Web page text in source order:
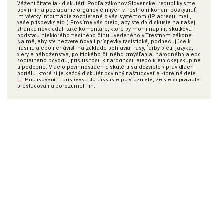
Vážení čitatelia - diskutéri. Podľa zákonov Slovenskej republiky sme
povinní na požiadanie orgánov činných v trestnom konaní poskytnúť
im všetky informácie zozbierané o vás systémom (IP adresu, mail,
vaše príspevky atď.) Prosíme vás preto, aby ste do diskusie na našej
stránke nevkladali také komentáre, ktoré by mohli naplniť skutkovú
podstatu niektorého trestného činu uvedeného v Trestnom zákone.
Najmä, aby ste nezverejňovali príspevky rasistické, podnecujúce k
násiliu alebo nenávisti na základe pohlavia, rasy, farby pleti, jazyka,
viery a náboženstva, politického či iného zmýšľania, národného alebo
sociálneho pôvodu, príslušnosti k národnosti alebo k etnickej skupine
a podobne. Viac o povinnostiach diskutéra sa dozviete v pravidlách
portálu, ktoré si je každý diskutér povinný naštudovať a ktoré nájdete
tu. Publikovaním príspevku do diskusie potvrdzujete, že ste si pravidlá
preštudovali a porozumeli im.